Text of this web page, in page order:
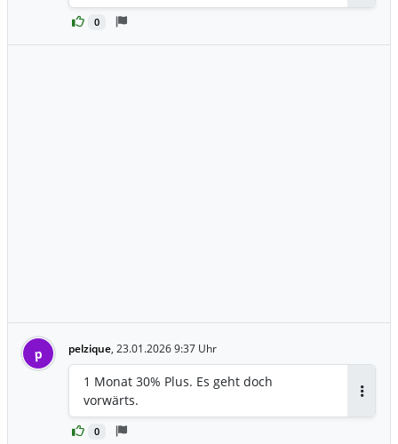
0
p pelzique, 23.01.2026 9:37 Uhr
0
1 Monat 30% Plus. Es geht doch
vorwärts.